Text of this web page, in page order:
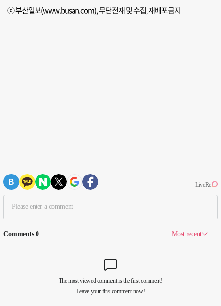
ⓒ 부산일보(www.busan.com), 무단전재 및 수집, 재배포금지